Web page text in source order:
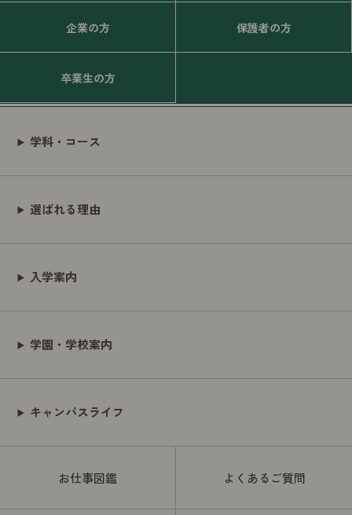
企業の方 保護者の方
卒業生の方
学科・コース
選ばれる理由
入学案内
学園・学校案内
キャンパスライフ
お仕事図鑑 よくあるご質問